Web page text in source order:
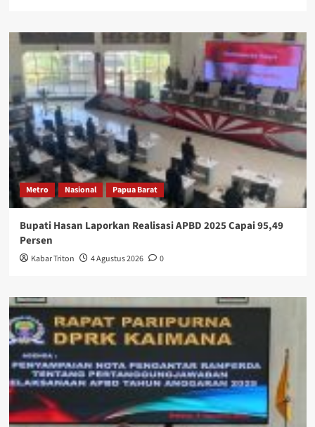
Metro Nasional Papua Barat
Bupati Hasan Laporkan Realisasi APBD 2025 Capai 95,49
Persen
Kabar Triton 4 Agustus 2026 0